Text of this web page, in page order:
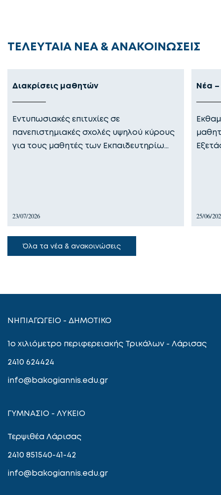
ΤΕΛΕΥΤΑΙΑ ΝΕΑ & ΑΝΑΚΟΙΝΩΣΕΙΣ
Διακρίσεις μαθητών
Εντυπωσιακές επιτυχίες σε
πανεπιστημιακές σχολές υψηλού κύρους
για τους μαθητές των Εκπαιδευτηρίω…
23/07/2026
Νέα –
25/06/
Όλα τα νέα & ανακοινώσεις
ΝΗΠΙΑΓΩΓΕΙΟ - ΔΗΜΟΤΙΚΟ
1ο χιλιόμετρο περιφερειακής Τρικάλων - Λάρισας
2410 624424
info@bakogiannis.edu.gr
ΓΥΜΝΑΣΙΟ - ΛΥΚΕΙΟ
Τερψιθέα Λάρισας
2410 851540-41-42
info@bakogiannis.edu.gr